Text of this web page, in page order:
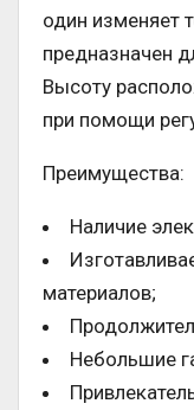
один изменяет
предназначен
Высоту
при помощи
Преимущества:
Наличие
материалов;
Небольшие